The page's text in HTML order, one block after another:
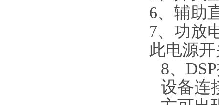
6、辅助
7、功放
此电源
8、
设备连